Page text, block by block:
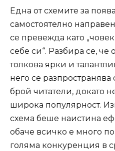
Една от схемите за
самостоятелно
се превежда като
себе си“. Разбира се,
толкова ярки и
него се
брой читатели, докато
широка популярност.
схема беше наистина
обаче всичко е много
голяма конкуренция в